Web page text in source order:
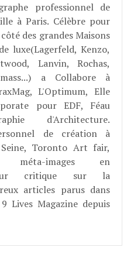
professionnel de
à Paris. Célèbre pour
des grandes Maisons
luxe(Lagerfeld, Kenzo,
Lanvin, Rochas,
a Collabore à
L'Optimum, Elle
pour EDF, Féau
d'Architecture.
de création à
Toronto Art fair,
méta-images en
critique sur la
articles parus dans
Lives Magazine depuis